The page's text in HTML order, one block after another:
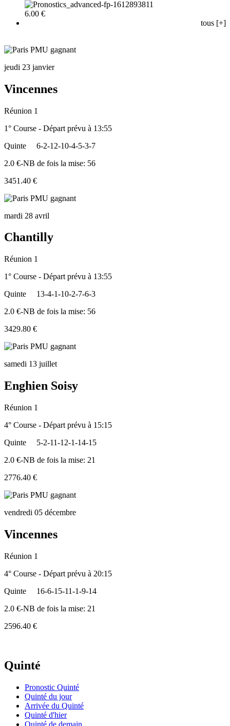
6.00 €
tous [+]
jeudi 23 janvier
Vincennes
Réunion 1
1° Course - Départ prévu à 13:55
Quinte
6-2-12-10-4-5-3-7
2.0 €-NB de fois la mise: 56
3451.40 €
mardi 28 avril
Chantilly
Réunion 1
1° Course - Départ prévu à 13:55
Quinte
13-4-1-10-2-7-6-3
2.0 €-NB de fois la mise: 56
3429.80 €
samedi 13 juillet
Enghien Soisy
Réunion 1
4° Course - Départ prévu à 15:15
Quinte
5-2-11-12-1-14-15
2.0 €-NB de fois la mise: 21
2776.40 €
vendredi 05 décembre
Vincennes
Réunion 1
4° Course - Départ prévu à 20:15
Quinte
16-6-15-11-1-9-14
2.0 €-NB de fois la mise: 21
2596.40 €
Quinté
Pronostic Quinté
Quinté du jour
Arrivée du Quinté
Quinté d'hier
Quinté de demain